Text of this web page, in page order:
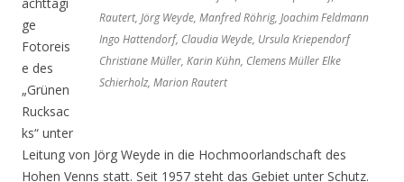
Rautert, Jörg Weyde, Manfred Röhrig, Joachim Feldmann
Ingo Hattendorf, Claudia Weyde, Ursula Kriependorf
Christiane Müller, Karin Kühn, Clemens Müller Elke
Schierholz, Marion Rautert
ge
Fotoreis
e des
„Grünen
Rucksac
ks“ unter
Leitung von Jörg Weyde in die Hochmoorlandschaft des
Hohen Venns statt. Seit 1957 steht das Gebiet unter Schutz.